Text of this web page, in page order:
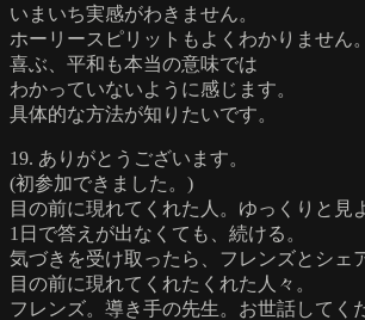
いまいち実感がわきません。
ホーリースピリットもよくわかりません。
喜ぶ、平和も本当の意味では
わかっていないように感じます。
具体的な方法が知りたいです。
19. ありがとうございます。
(初参加できました。)
目の前に現れてくれた人。ゆっくりと見
1日で答えが出なくても、続ける。
気づきを受け取ったら、フレンズとシェ
目の前に現れてくれたくれた人々。
フレンズ。導き手の先生。お世話してく